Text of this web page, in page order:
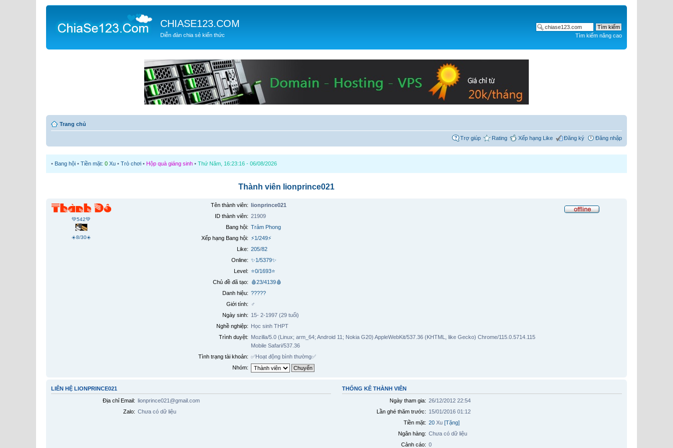
CHIASE123.COM
Diễn đàn chia sẻ kiến thức Tìm kiếm nâng cao
Trang chủ
Trợ giúp Rating Xếp hạng Like Đăng ký Đăng nhập
• Bang hội • Tiền mặt: 0 Xu • Trò chơi • Hộp quà giáng sinh • Thứ Năm, 16:23:16 - 06/08/2026
Thành viên lionprince021
💚542💚
☀️8/30☀️
Tên thành viên: lionprince021
ID thành viên: 21909
Bang hội: Trảm Phong
Xếp hạng Bang hội: ⚡1/249⚡
Like: 205/82
Online: ✨1/5379✨
Level: ⭐0/1693⭐
Chủ đề đã tạo:
🩸23/4139🩸
Danh hiệu: ?????
Giới tính:
♂️
Ngày sinh: 15- 2-1997 (29 tuổi)
Nghề nghiệp: Học sinh THPT
Trình duyệt: Mozilla/5.0 (Linux; arm_64; Android 11; Nokia G20) AppleWebKit/537.36 (KHTML, like Gecko) Chrome/115.0.5714.115
Mobile Safari/537.36
Tình trạng tài khoản: ✅Hoạt động bình thường✅
Nhóm:
LIÊN HỆ LIONPRINCE021
Địa chỉ Email: lionprince021@gmail.com
Zalo: Chưa có dữ liệu
THỐNG KÊ THÀNH VIÊN
Ngày tham gia: 26/12/2012 22:54
Lần ghé thăm trước: 15/01/2016 01:12
Tiền mặt: 20Xu [Tặng]
Ngân hàng: Chưa có dữ liệu
Cảnh cáo: 0